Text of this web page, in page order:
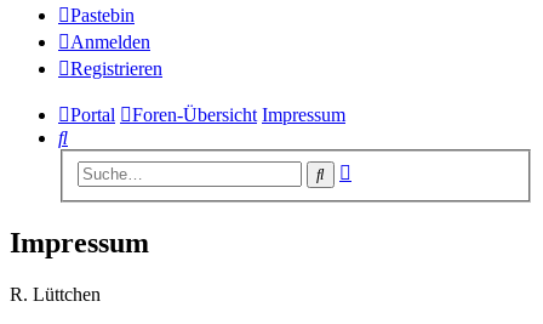
Pastebin
Anmelden
Registrieren
Portal Foren-Übersicht Impressum
Suche
Suche
Impressum
R. Lüttchen